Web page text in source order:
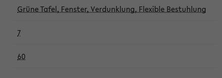
Grüne Tafel, Fenster, Verdunklung, Flexible Bestuhlung
7
60